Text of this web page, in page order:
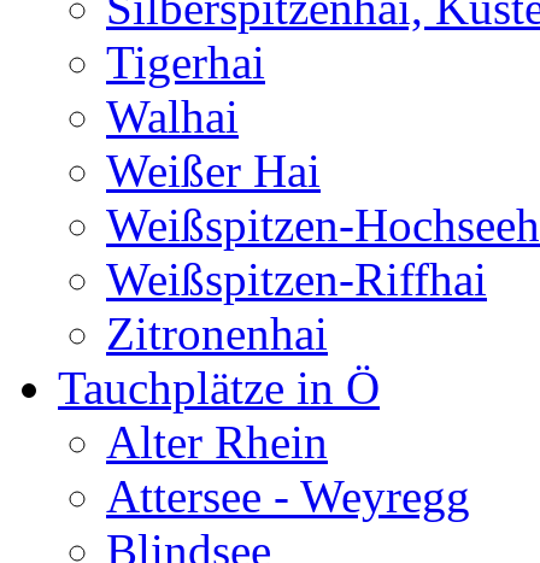
Tigerhai
Walhai
Weißer Hai
Weißspitzen-
Weißspitzen-Riffhai
Zitronenhai
Tauchplätze in Ö
Alter Rhein
Attersee - Weyregg
Blindsee